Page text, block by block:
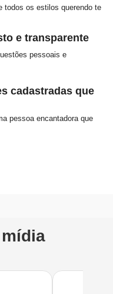
todos os estilos querendo te
e transparente
pessoais e
cadastradas que
pessoa encantadora que